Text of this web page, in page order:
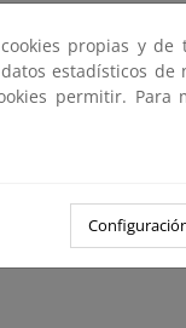
propias y de
estadísticos de
permitir. Para